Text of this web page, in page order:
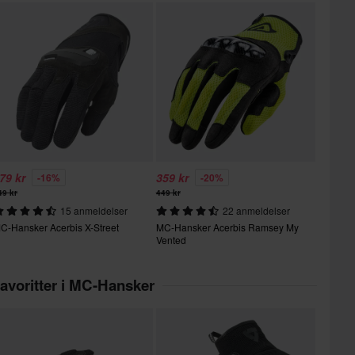
kr -16%
kr
15 anmeldelser
Hansker Acerbis X-Street
359 kr -20%
449 kr
22 anmeldelser
MC-Hansker Acerbis Ramsey My
Vented
i MC-Hansker